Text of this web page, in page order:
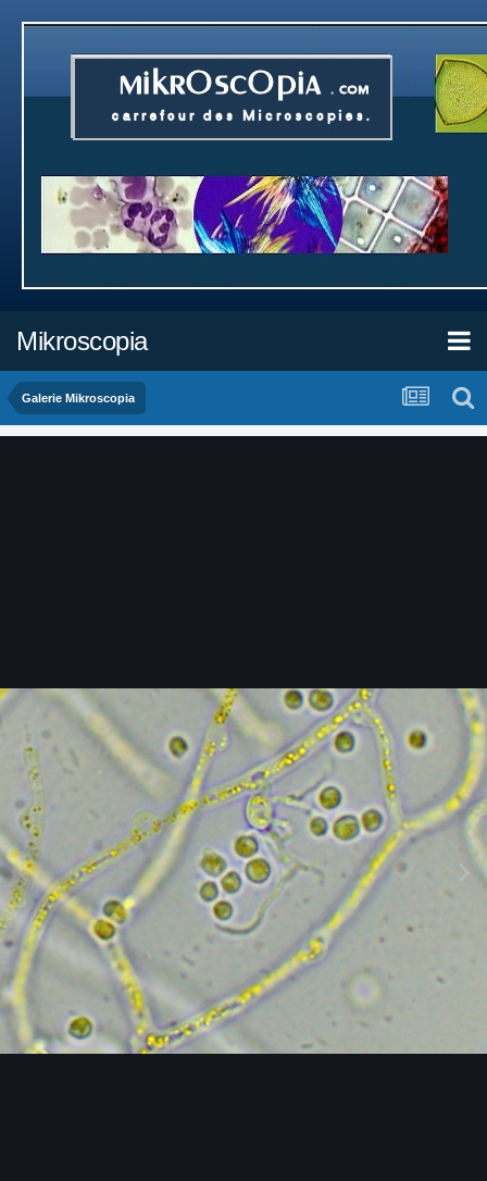
Mikroscopia
Galerie Mikroscopia